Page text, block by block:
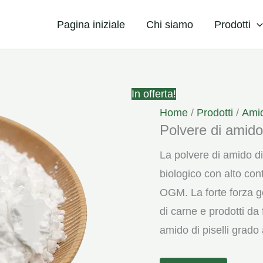
Pagina iniziale Chi siamo Prodotti
In offerta!
Home / Prodotti /
Polvere di
La polvere di amido
biologico con alto
OGM. La forte forza
di carne e prodotti da
amido di piselli